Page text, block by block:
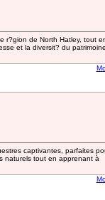
r?gion de North Hatley, tout
et la diversit? du
captivantes, parfaites
naturels tout en apprenant à